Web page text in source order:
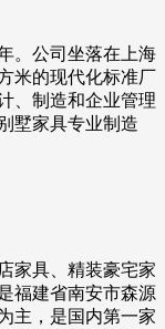
。公司坐落在上海
米的现代化标准厂
、制造和企业管理
墅家具专业制造
家具、精装豪宅家
福建省南安市森源
主，是国内第一家